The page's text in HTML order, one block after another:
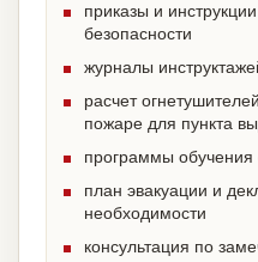
приказы и
безопасности
журналы
расчет
пожаре для пункта
программы обучения
план эвакуации и
необходимости
консультация по